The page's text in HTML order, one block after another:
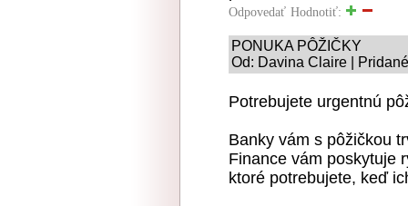
Odpovedať Hodnotiť:
PONUKA PÔŽIČKY
Od: Davina Claire |
Potrebujete urgentnú
Banky vám s pôžičkou
Finance vám poskytuje
ktoré potrebujete, keď